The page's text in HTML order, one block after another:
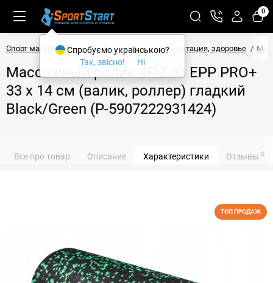
0
Спорт магазин SPORTSTART Массаж, реабилитация, здоровье
Массажный ролик 4FIZJO EPP PRO+
33 x 14 см (валик, роллер) гладкий
Black/Green (P-5907222931424)
Все про товар Описание Характеристики Отзывы 0
ТОП ПРОДАЖ
Спробуємо українською?
Так, звісно!
Ні